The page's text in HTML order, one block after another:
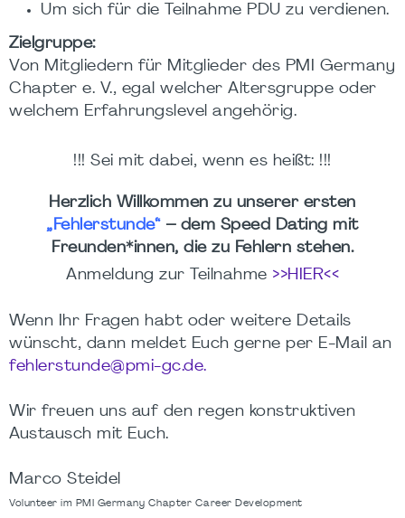
Um sich für die Teilnahme PDU zu verdienen.
Zielgruppe:
Von Mitgliedern für Mitglieder des PMI Germany
Chapter e. V., egal welcher Altersgruppe oder
welchem Erfahrungslevel angehörig.
!!! Sei mit dabei, wenn es heißt: !!!
Herzlich Willkommen zu unserer ersten
„Fehlerstunde“ – dem Speed Dating mit
Freunden*innen, die zu Fehlern stehen.
Anmeldung zur Teilnahme >>HIER<<
Wenn Ihr Fragen habt oder weitere Details
wünscht, dann meldet Euch gerne per E-Mail an
fehlerstunde@pmi-gc.de.
Wir freuen uns auf den regen konstruktiven
Austausch mit Euch.
Marco Steidel
Volunteer im PMI Germany Chapter Career Development